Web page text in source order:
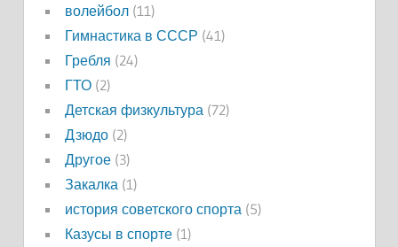
волейбол(11)
Гимнастика в СССР (41)
Гребля (24)
ГТО(2)
Детская физкультура (72)
Дзюдо(2)
Другое(3)
Закалка (1)
история советского спорта (5)
Казусы в спорте(1)